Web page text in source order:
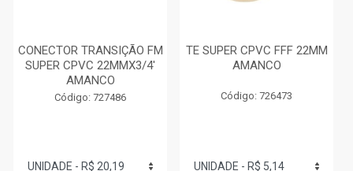
CONECTOR TRANSIÇÃO FM
SUPER CPVC 22MMX3/4'
AMANCO
Código: 727486
TE SUPER CPVC FFF 22MM
AMANCO
Código: 726473